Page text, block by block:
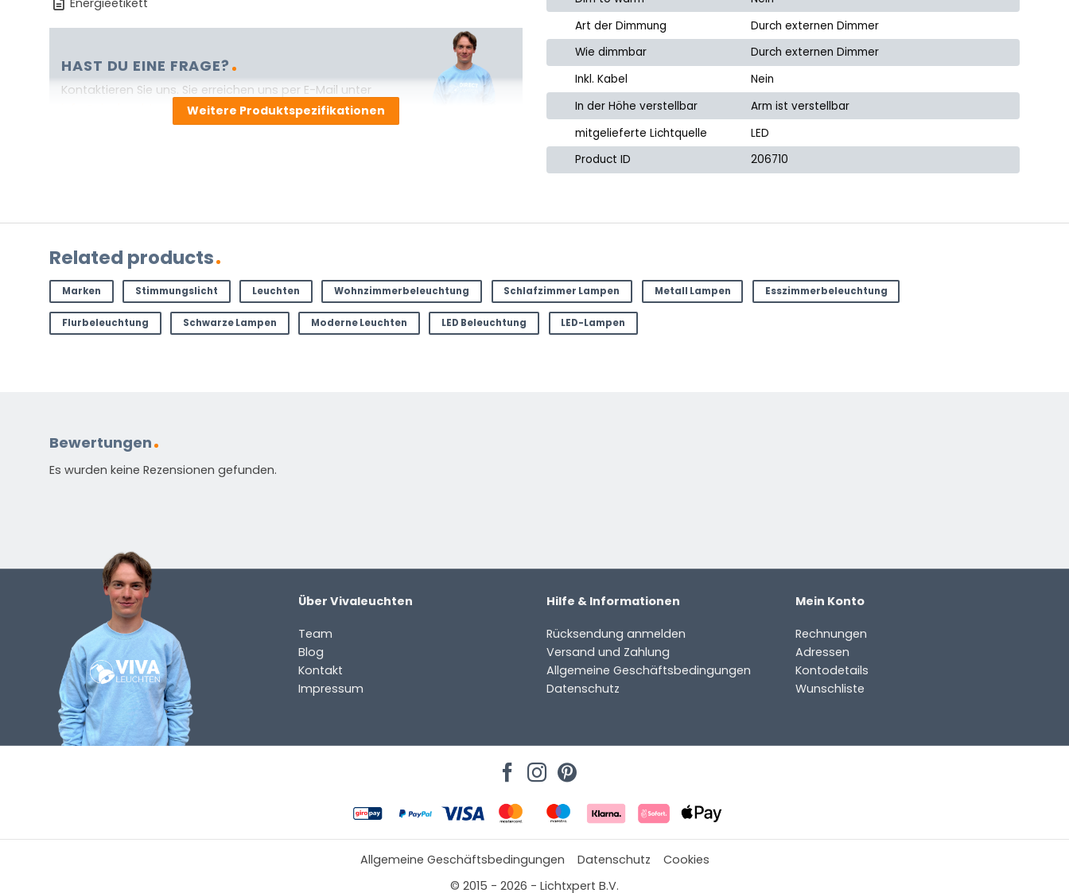
Energieetikett
HAST DU EINE FRAGE?
Kontaktieren Sie uns. Sie erreichen uns per E-Mail unter
.Weitere Produktspezifikationen
Art der Dimmung
Durch externen Dimmer
Wie dimmbar
Durch externen Dimmer
Inkl. Kabel
Nein
In der Höhe verstellbar
Arm ist verstellbar
mitgelieferte Lichtquelle
LED
Product ID
206710
Related products
Marken Stimmungslicht Leuchten Wohnzimmerbeleuchtung Schlafzimmer Lampen Metall Lampen Esszimmerbeleuchtung
Flurbeleuchtung Schwarze Lampen Moderne Leuchten LED Beleuchtung LED-Lampen
Bewertungen
Es wurden keine Rezensionen gefunden.
Über Vivaleuchten
Team
Blog
Kontakt
Impressum
Hilfe & Informationen
Rücksendung anmelden
Versand und Zahlung
Allgemeine Geschäftsbedingungen
Datenschutz
Mein Konto
Rechnungen
Adressen
Kontodetails
Wunschliste
Allgemeine Geschäftsbedingungen Datenschutz
Cookies
© 2015 - 2026 - Lichtxpert B.V.